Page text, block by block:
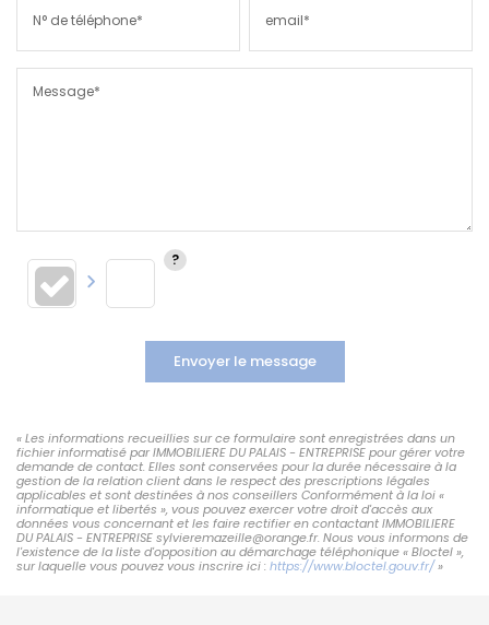
N° de téléphone* email*
Message*
Envoyer le message
« Les informations recueillies sur ce formulaire sont enregistrées dans un
fichier informatisé par IMMOBILIERE DU PALAIS - ENTREPRISE pour gérer votre
demande de contact. Elles sont conservées pour la durée nécessaire à la
gestion de la relation client dans le respect des prescriptions légales
applicables et sont destinées à nos conseillers Conformément à la loi «
informatique et libertés », vous pouvez exercer votre droit d'accès aux
données vous concernant et les faire rectifier en contactant IMMOBILIERE
DU PALAIS - ENTREPRISE sylvieremazeille@orange.fr. Nous vous informons de
l'existence de la liste d'opposition au démarchage téléphonique « Bloctel »,
sur laquelle vous pouvez vous inscrire ici : https://www.bloctel.gouv.fr/»